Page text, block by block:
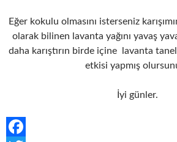
Eğer kokulu olmasını isterseniz
olarak bilinen lavanta yağını yavaş
daha karıştırın birde içine lavanta
etkisi yapmış
İyi günler.